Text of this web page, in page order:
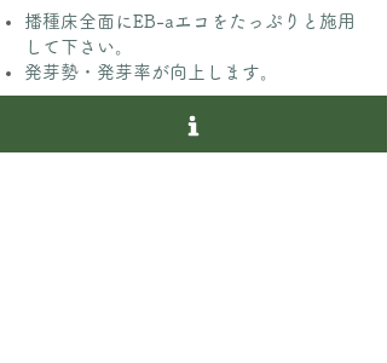
播種床全面にEB-aエコをたっぷりと施用
して下さい。
発芽勢・発芽率が向上します。